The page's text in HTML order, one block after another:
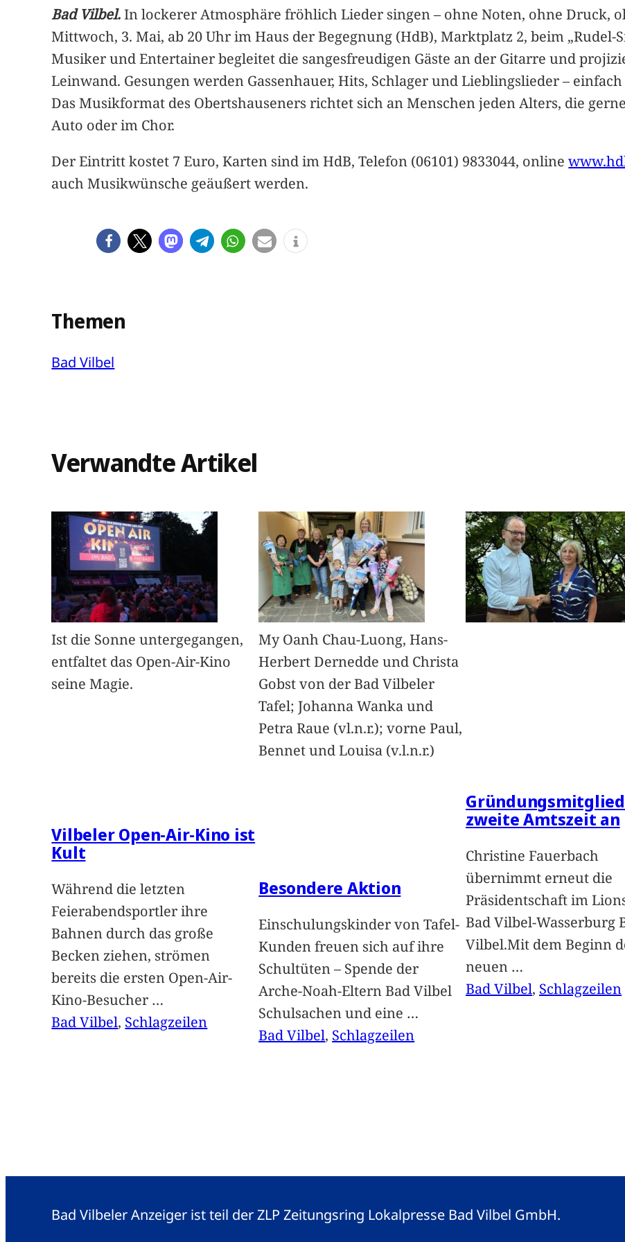
Bad Vilbel.In lockerer Atmosphäre fröhlich Lieder singen – ohne Noten, ohne Druck,
Mittwoch, 3. Mai, ab 20 Uhr im Haus der Begegnung (HdB), Marktplatz 2, beim „Rudel-
Musiker und Entertainer begleitet die sangesfreudigen Gäste an der Gitarre und
Leinwand. Gesungen werden Gassenhauer, Hits, Schlager und Lieblingslieder –
Das Musikformat des Obertshauseners richtet sich an Menschen jeden Alters, die
Auto oder im Chor.
Der Eintritt kostet 7 Euro, Karten sind im HdB, Telefon (06101) 9833044, online
auch Musikwünsche geäußert werden.
Themen
Bad Vilbel
Verwandte Artikel
Ist die Sonne untergegangen,
entfaltet das Open-Air-Kino
seine Magie.
Vilbeler Open-Air-Kino ist
Kult
Während die letzten
Feierabendsportler ihre
Bahnen durch das große
Becken ziehen, strömen
bereits die ersten Open-Air-
Kino-Besucher …
Bad Vilbel, Schlagzeilen
My Oanh Chau-Luong, Hans-
Herbert Dernedde und Christa
Gobst von der Bad Vilbeler
Tafel; Johanna Wanka und
Petra Raue (vl.n.r.); vorne Paul,
Bennet und Louisa (v.l.n.r.)
Besondere Aktion
Einschulungskinder von Tafel-
Kunden freuen sich auf ihre
Schultüten – Spende der
Arche-Noah-Eltern Bad Vilbel
Schulsachen und eine …
Bad Vilbel, Schlagzeilen
zweite Amtszeit an
Christine Fauerbach
übernimmt erneut die
Präsidentschaft im
Bad Vilbel-Wasserburg
Vilbel.Mit dem Beginn
neuen …
Bad Vilbel, Schlagzeilen
Bad Vilbeler Anzeiger ist teil der ZLP Zeitungsring Lokalpresse Bad Vilbel GmbH.